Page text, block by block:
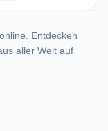
Entdecken
aller Welt auf